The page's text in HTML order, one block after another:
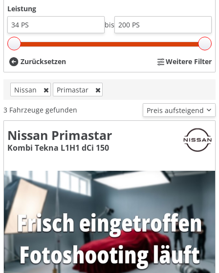
Leistung
bis
Zurücksetzen Weitere Filter
Nissan Primastar
3 Fahrzeuge gefunden
Nissan Primastar
Kombi Tekna L1H1 dCi 150